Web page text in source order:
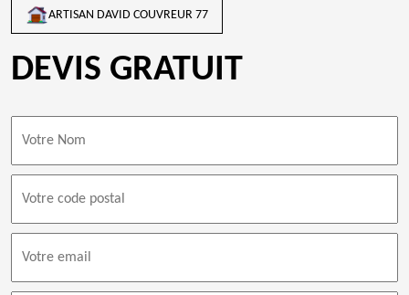
ARTISAN DAVID COUVREUR 77
DEVIS GRATUIT